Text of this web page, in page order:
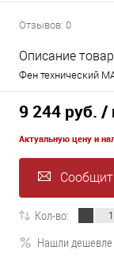
Отзывов: 0
Описание
Фен технический
9 244 руб. /
Актуальную цену и
Кол-во:
Нашли дешевле